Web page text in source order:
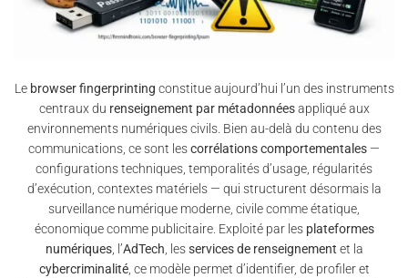
Le browser fingerprinting constitue aujourd’hui l’un des instruments
centraux du renseignement par métadonnéesappliqué aux
environnements numériques civils. Bien au-delà du contenu des
communications, ce sont lescorrélations comportementales —
configurations techniques, temporalités d’usage, régularités
d’exécution, contextes matériels — qui structurent désormais la
surveillance numérique moderne, civile comme étatique,
économique comme publicitaire. Exploité par les plateformes
numériques, l’AdTech , lesservices de renseignement et la
cybercriminalité, ce modèle permet d’identifier, de profiler et